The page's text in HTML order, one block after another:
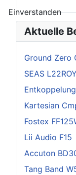
Aktuelle
Ground Zero
SEAS
Kartesian
Fostex
Lii Audio F15
Accuton
Tang Band
Einverstanden